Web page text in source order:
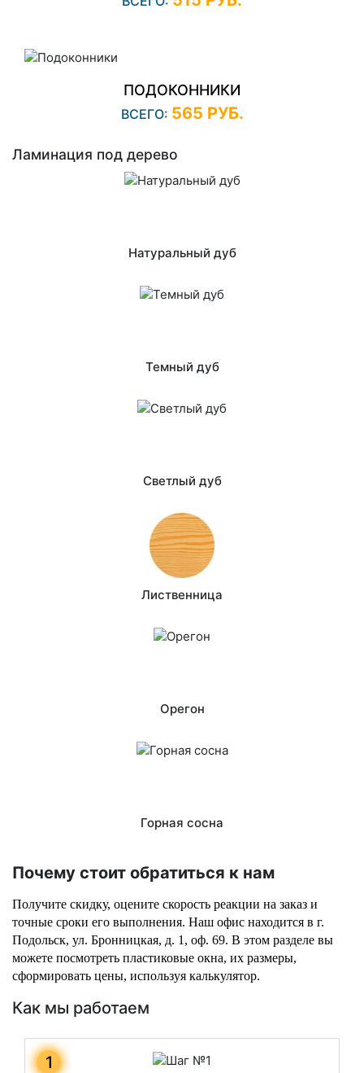
ПОДОКОННИКИ
ВСЕГО: 565 РУБ.
Ламинация под дерево
Натуральный дуб
Темный дуб
Светлый дуб
Лиственница
Орегон
Горная сосна
Почему стоит обратиться к нам
Получите скидку, оцените скорость реакции на заказ и
точные сроки его выполнения. Наш офис находится в г.
Подольск, ул. Бронницкая, д. 1, оф. 69. В этом разделе вы
можете посмотреть пластиковые окна, их размеры,
сформировать цены, используя калькулятор.
Как мы работаем
1